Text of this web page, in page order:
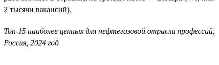
2 тысячи вакансий).
Топ-15 наиболее ценных для нефтегазовой отрасли профессий,
Россия, 2024 год